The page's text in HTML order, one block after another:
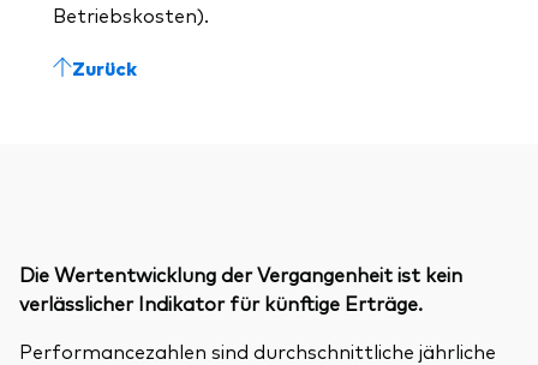
Betriebskosten).
Zurück
Die Wertentwicklung der Vergangenheit ist kein
verlässlicher Indikator für künftige Erträge.
Performancezahlen sind durchschnittliche jährliche